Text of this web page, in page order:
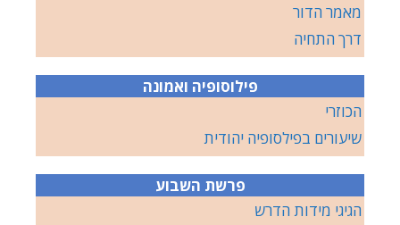
מאמר הדור
דרך התחיה
פילוסופיה ואמונה
הכוזרי
שיעורים בפילסופיה יהודית
פרשת השבוע
הגיגי מידות הדרש